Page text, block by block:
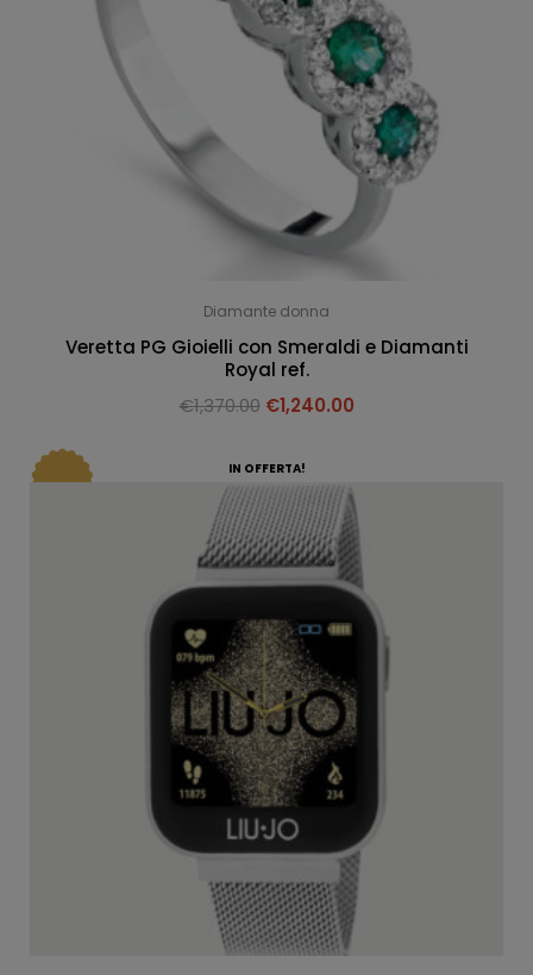
Diamante donna
Veretta PG Gioielli con Smeraldi e Diamanti
Royal ref.
€1,370.00 €1,240.00
IN OFFERTA!